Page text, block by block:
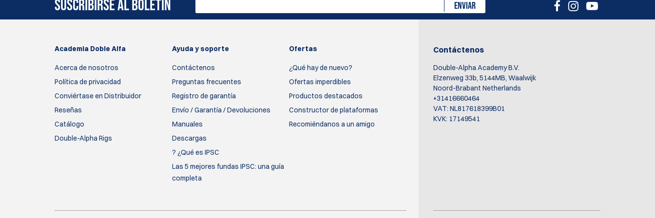
SUSCRIBIRSE AL BOLETÍN ENVIAR
Academia Doble Alfa
Acerca de nosotros
Política de privacidad
Conviértase en Distribuidor
Reseñas
Catálogo
Double-Alpha Rigs
Ayuda y soporte
Contáctenos
Preguntas frecuentes
Registro de garantía
Envío / Garantía / Devoluciones
Manuales
Descargas
? ¿Qué es IPSC
Las 5 mejores fundas IPSC: una guía
completa
Ofertas
¿Qué hay de nuevo?
Ofertas imperdibles
Productos destacados
Constructor de plataformas
Recomiéndanos a un amigo
Contáctenos
Double-Alpha Academy B.V.
Elzenweg 33b, 5144MB, Waalwijk
Noord-Brabant Netherlands
+31416660464
VAT: NL817618399B01
KVK: 17149541